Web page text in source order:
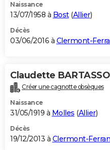
Naissance
13/07/1958 à Bost(Allier)
Décès
03/06/2016 à Clermont-
Claudette
Créer une cagnotte obsèques
Naissance
31/05/1919 à Molles (Allier)
Décès
19/12/2013 à Clermont-